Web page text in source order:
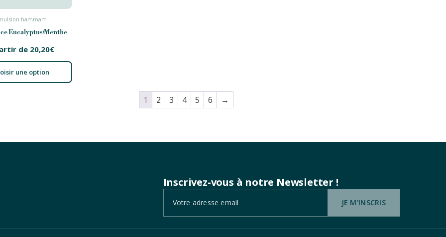
hammam
Eucalyptus/Menthe
de 20,20€
une option
1 2 3 4 5 6 →
Inscrivez-vous à notre Newsletter !